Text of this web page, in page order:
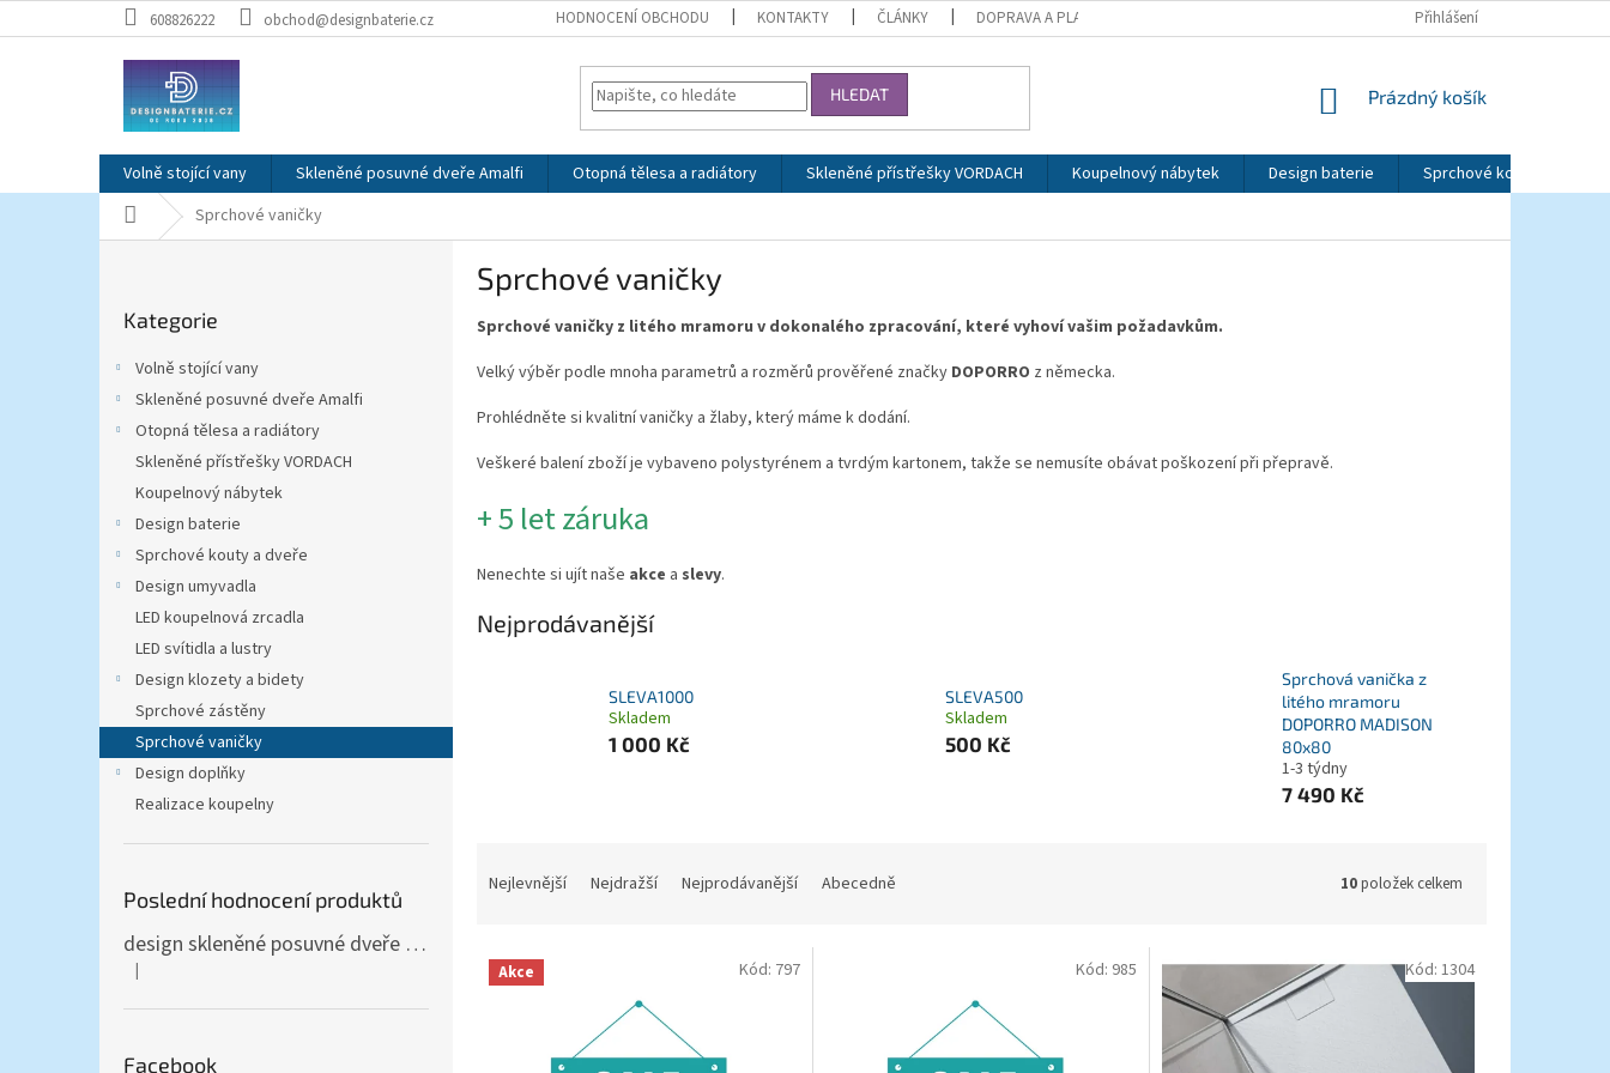
na
608826222 obchod@designbaterie.cz HODNOCENÍ OBCHODU KONTAKTY ČLÁNKY DOPRAVA A PLATBY PODMÍNKY OCHRANY OSOBNÍCH ÚDAJŮ
Přihlášení
HLEDAT
NÁKUPNÍ
Prázdný košík
Volně stojící vany Skleněné posuvné dveře Amalfi Otopná tělesa a radiátory Skleněné přístřešky VORDACH Koupelnový nábytek Design baterie
Sprchové kouty a dveře
Domů Sprchové vaničky
kategorie
Kategorie
Volně stojící vany
Skleněné posuvné dveře Amalfi
Otopná tělesa a radiátory
Skleněné přístřešky VORDACH
Koupelnový nábytek
Design baterie
Sprchové kouty a dveře
Design umyvadla
LED koupelnová zrcadla
LED svítidla a lustry
Design klozety a bidety
Sprchové zástěny
Sprchové vaničky
Design doplňky
Realizace koupelny
Poslední hodnocení produktů
design skleněné posuvné dveře Amalfi 90x205 cm T12 - komplet AKCE
Hodnocení produktu je 5 z 5 hvězdiček.
|
Facebook
Sprchové vaničky
Sprchové vaničky z litého mramoru v dokonalého zpracování, které vyhoví vašim požadavkům.
Velký výběr podle mnoha parametrů a rozměrů prověřené značky DOPORRO z německa.
Prohlédněte si kvalitní vaničky a žlaby, který máme k dodání.
Veškeré balení zboží je vybaveno polystyrénem a tvrdým kartonem, takže se nemusíte obávat poškození při přepravě.
+ 5 let záruka
Nenechte si ujít naše akce a slevy.
Nejprodávanější
SLEVA1000
Skladem
1 000 Kč
SLEVA500
Skladem
500 Kč
Sprchová vanička z
litého mramoru
DOPORRO MADISON
80x80
1-3 týdny
7 490 Kč
n
Nejlevnější Nejdražší Nejprodávanější Abecedně 10položek celkem
V Akce Kód: 797 Kód: 985 Kód: 1304